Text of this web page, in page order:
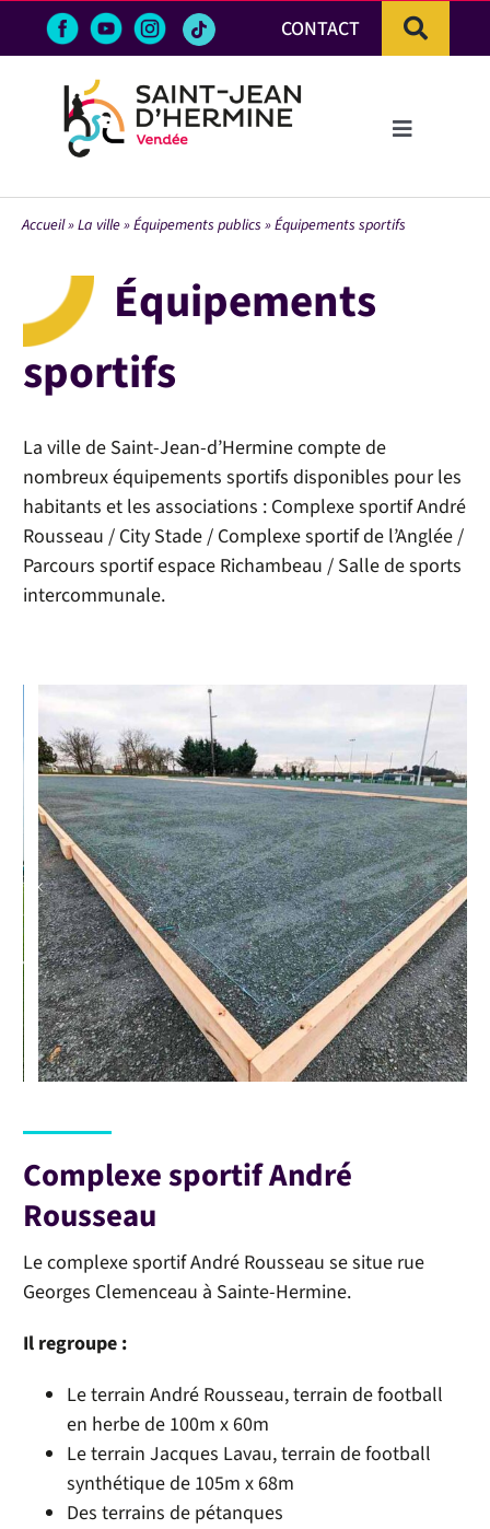
Passer
CONTACT
Toggle
VIE ÉCONOMIQUE
Accueil»La ville»Équipements publics »Équipements sportifs
Équipements
sportifs
La ville de Saint-Jean-d’Hermine compte de
nombreux équipements sportifs disponibles pour les
habitants et les associations : Complexe sportif André
Rousseau / City Stade/ Complexe sportif de l’Anglée/
Parcours sportif espace Richambeau / Salle de sports
intercommunale.
Complexe sportif André
Rousseau
Le complexe sportif André Rousseau se situe rue
Georges Clemenceau à Sainte-Hermine.
Il regroupe :
Le terrain André Rousseau, terrain de football
en herbe de 100m x 60m
Le terrain Jacques Lavau, terrain de football
synthétique de 105m x 68m
Des terrains de pétanques